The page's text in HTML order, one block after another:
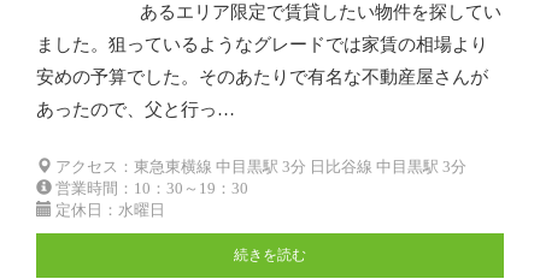
あるエリア限定で賃貸したい物件を探してい
ました。狙っているようなグレードでは家賃の相場より
安めの予算でした。そのあたりで有名な不動産屋さんが
あったので、父と行っ…
アクセス：東急東横線 中目黒駅 3分 日比谷線 中目黒駅 3分
営業時間：10：30～19：30
定休日：水曜日
続きを読む